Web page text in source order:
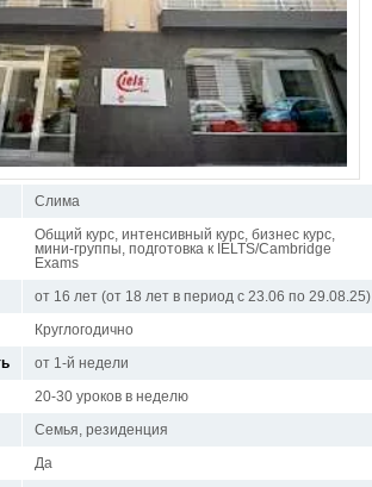
Слима
Общий курс, интенсивный курс, бизнес курс,
мини-группы, подготовка к IELTS/Cambridge
Exams
от 16 лет (от 18 лет в период с 23.06 по 29.08.25)
Круглогодично
от 1-й недели
20-30 уроков в неделю
Семья, резиденция
Да